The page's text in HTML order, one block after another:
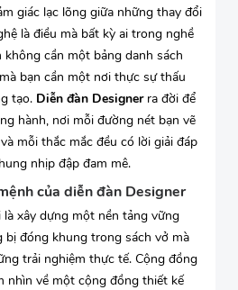
giác lạc lõng giữa những thay đổi
là điều mà bất kỳ ai trong nghề
cần một bảng danh sách
bạn cần một nơi thực sự thấu
tạo. Diễn đàn Designerra đời để
hành, nơi mỗi đường nét bạn vẽ
mỗi thắc mắc đều có lời giải đáp
nhịp đập đam mê.
của diễn đàn Designer
xây dựng một nền tảng vững
bị đóng khung trong sách vở mà
trải nghiệm thực tế. Cộng đồng
nhìn về một cộng đồng thiết kế